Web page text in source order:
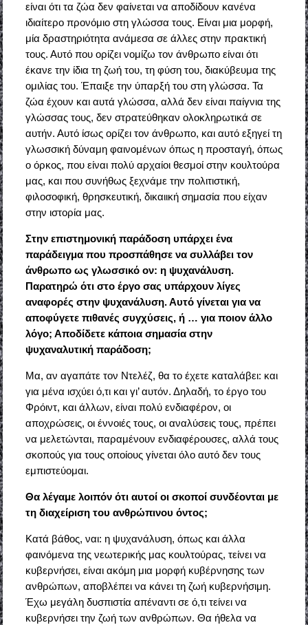
είναι ότι τα ζώα δεν φαίνεται να αποδίδουν κανένα
ιδιαίτερο προνόμιο στη γλώσσα τους. Είναι μια μορφή,
μία δραστηριότητα ανάμεσα σε άλλες στην πρακτική
τους. Αυτό που ορίζει νομίζω τον άνθρωπο είναι ότι
έκανε την ίδια τη ζωή του, τη φύση του, διακύβευμα της
ομιλίας του. Έπαιξε την ύπαρξή του στη γλώσσα. Τα
ζώα έχουν και αυτά γλώσσα, αλλά δεν είναι παίγνια της
γλώσσας τους, δεν στρατεύθηκαν ολοκληρωτικά σε
αυτήν. Αυτό ίσως ορίζει τον άνθρωπο, και αυτό εξηγεί τη
γλωσσική δύναμη φαινομένων όπως η προσταγή, όπως
ο όρκος, που είναι πολύ αρχαίοι θεσμοί στην κουλτούρα
μας, και που συνήθως ξεχνάμε την πολιτιστική,
φιλοσοφική, θρησκευτική, δικαιική σημασία που είχαν
στην ιστορία μας.
Στην επιστημονική παράδοση υπάρχει ένα
παράδειγμα που προσπάθησε να συλλάβει τον
άνθρωπο ως γλωσσικό ον: η ψυχανάλυση.
Παρατηρώ ότι στο έργο σας υπάρχουν λίγες
αναφορές στην ψυχανάλυση. Αυτό γίνεται για να
αποφύγετε πιθανές συγχύσεις, ή … για ποιον άλλο
λόγο; Αποδίδετε κάποια σημασία στην
ψυχαναλυτική παράδοση;
Μα, αν αγαπάτε τον Ντελέζ, θα το έχετε καταλάβει: και
για μένα ισχύει ό,τι και γι’ αυτόν. Δηλαδή, το έργο του
Φρόιντ, και άλλων, είναι πολύ ενδιαφέρον, οι
αποχρώσεις, οι έννοιές τους, οι αναλύσεις τους, πρέπει
να μελετώνται, παραμένουν ενδιαφέρουσες, αλλά τους
σκοπούς για τους οποίους γίνεται όλο αυτό δεν τους
εμπιστεύομαι.
Θα λέγαμε λοιπόν ότι αυτοί οι σκοποί συνδέονται με
τη διαχείριση του ανθρώπινου όντος;
Κατά βάθος, ναι: η ψυχανάλυση, όπως και άλλα
φαινόμενα της νεωτερικής μας κουλτούρας, τείνει να
κυβερνήσει, είναι ακόμη μια μορφή κυβέρνησης των
ανθρώπων, αποβλέπει να κάνει τη ζωή κυβερνήσιμη.
Έχω μεγάλη δυσπιστία απέναντι σε ό,τι τείνει να
κυβερνήσει την ζωή των ανθρώπων. Θα ήθελα να